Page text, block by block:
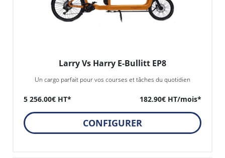
Larry Vs Harry E-Bullitt EP8
Un cargo parfait pour vos courses et tâches du quotidien
5 256.00€ HT* 182.90€ HT/mois*
CONFIGURER